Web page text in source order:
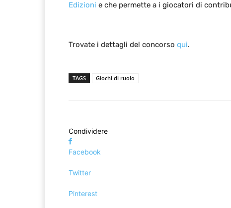
Edizioni e che permette a i giocatori di
Trovate i dettagli del concorso qui.
TAGS Giochi di ruolo
Condividere
Facebook
Twitter
Pinterest